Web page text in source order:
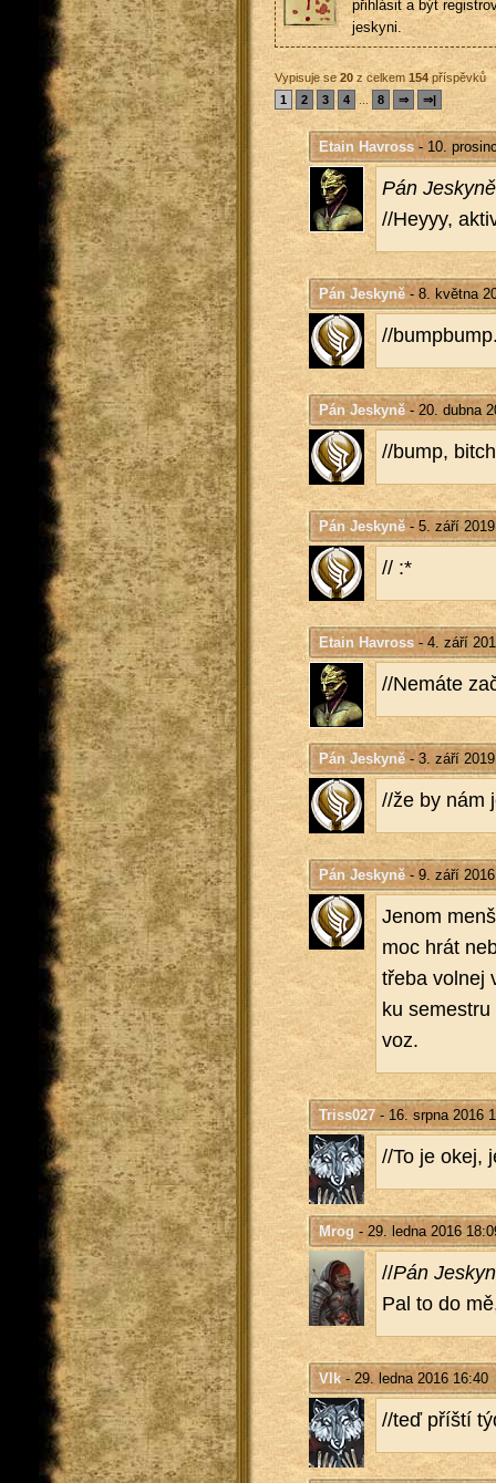
přihlásit a být
jeskyni.
Vypisuje se20z celkem 154příspěvků
1
2 3 4 8 ⇒ ⇒|
Etain Havross- 10.
Pán
//Heyyy,
Pán Jeskyně- 8. května
//
Pán Jeskyně- 20. dubna
//bump,
Pán Jeskyně- 5. září 2019
// :*
Etain Havross- 4. září
//Ne­má­te
Pán Jeskyně- 3. září 2019
//že by nám
Pán Jeskyně- 9. září 2016
Jenom
moc hrát
třeba vol­nej
ku
voz.
Triss027- 16. srpna 2016
//To je okej,
Mrog - 29. ledna 2016
//Pán
Pal to do
Vlk- 29. ledna 2016 16:40
//teď příští